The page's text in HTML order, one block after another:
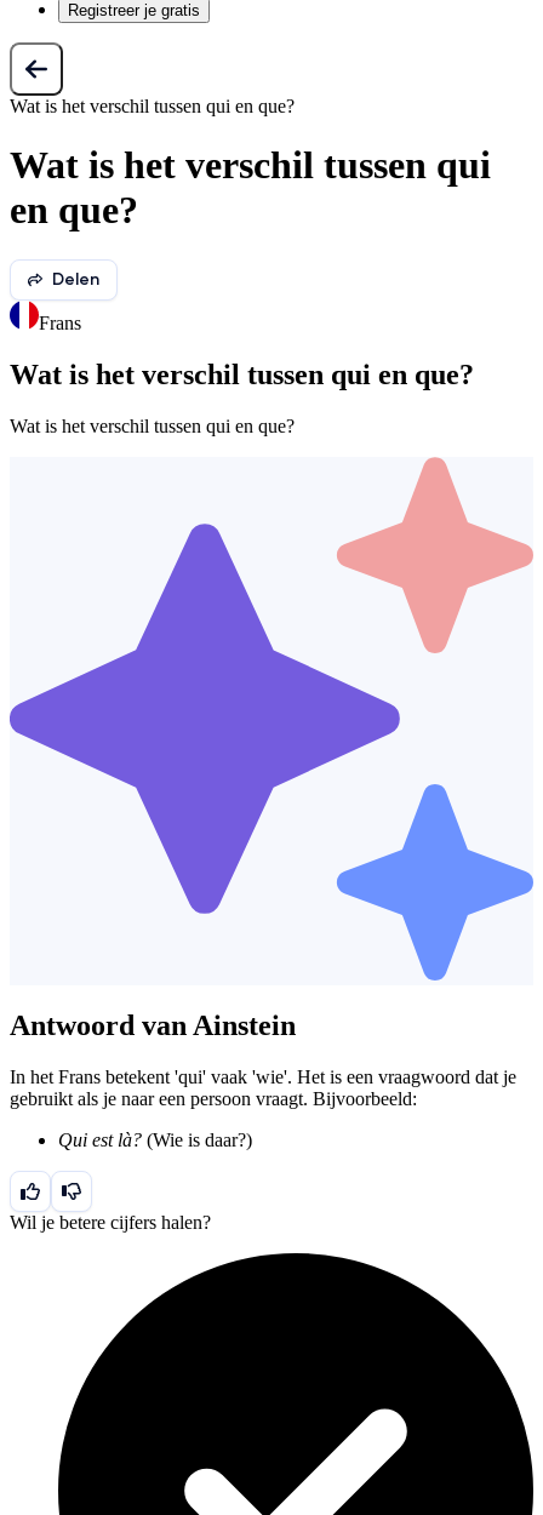
Registreer je gratis
Wat is het verschil tussen qui en que?
Wat is het verschil tussen qui
en que?
Delen
Frans
Wat is het verschil tussen qui en que?
Wat is het verschil tussen qui en que?
Antwoord van Ainstein
In het Frans betekent 'qui' vaak 'wie'. Het is een vraagwoord dat je
gebruikt als je naar een persoon vraagt. Bijvoorbeeld:
Qui est là? (Wie is daar?)
Wil je betere cijfers halen?